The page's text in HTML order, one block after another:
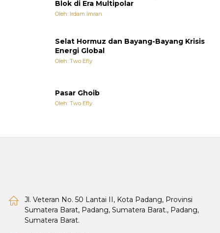
Blok di Era Multipolar
Oleh: Irdam Imran
Selat Hormuz dan Bayang-Bayang Krisis
Energi Global
Oleh: Two Efly
Pasar Ghoib
Oleh: Two Efly
Jl. Veteran No. 50 Lantai II, Kota Padang, Provinsi
Sumatera Barat, Padang, Sumatera Barat., Padang,
Sumatera Barat.